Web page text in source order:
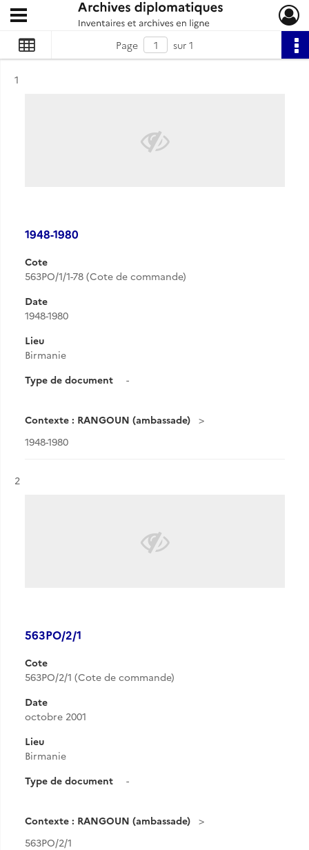
Archives diplomatiques
Ouvrir le menu déroulant
Page sur 1
Résultat n°
1
1948-1980
Cote
563PO/1/1-78 (Cote de commande)
Date
1948-1980
Lieu
Birmanie
Type de document
-
Contexte : RANGOUN (ambassade)
1948-1980
Résultat n°
2
563PO/2/1
Cote
563PO/2/1 (Cote de commande)
Date
octobre 2001
Lieu
Birmanie
Type de document
-
Contexte : RANGOUN (ambassade)
563PO/2/1